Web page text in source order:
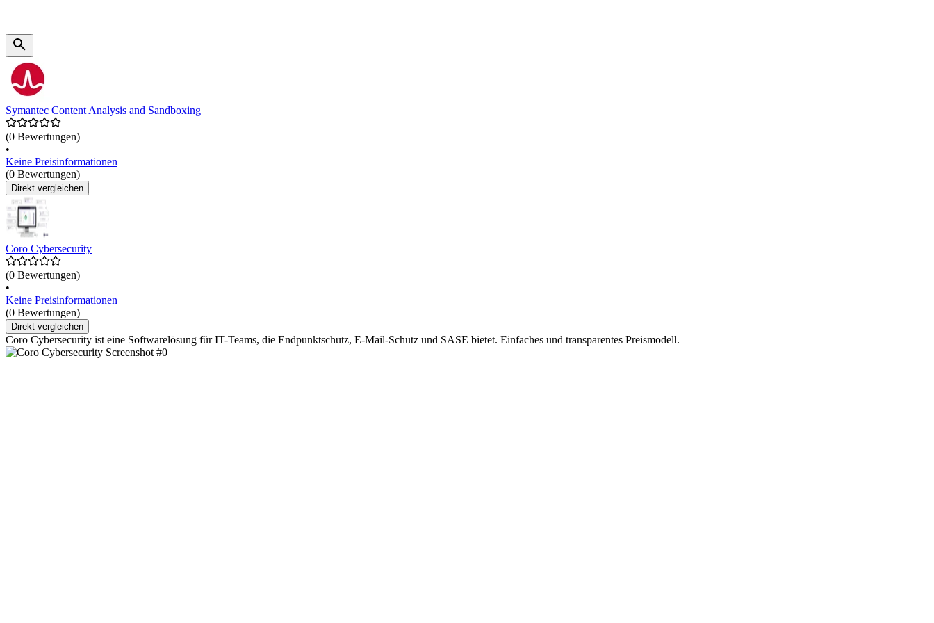
Symantec Content Analysis and Sandboxing
(0 Bewertungen)
•
Keine Preisinformationen
(0 Bewertungen)
Direkt vergleichen
Coro Cybersecurity
(0 Bewertungen)
•
Keine Preisinformationen
(0 Bewertungen)
Direkt vergleichen
Coro Cybersecurity ist eine Softwarelösung für IT-Teams, die Endpunktschutz, E-Mail-Schutz und SASE bietet. Einfaches und transparentes Preismodell.